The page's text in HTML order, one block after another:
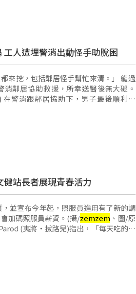
人遭埋警消出動怪手助脫困
挖，包括鄰居怪手幫忙來清。」 龍過
鄰居協助救援，所幸送醫後無大礙。
站長者展現青春活力
並宣布今年起，照服員進用有了新的調
會加碼照服員薪資。(攝/zemzem 、圖/原
、還有營養師的進用，是我 …